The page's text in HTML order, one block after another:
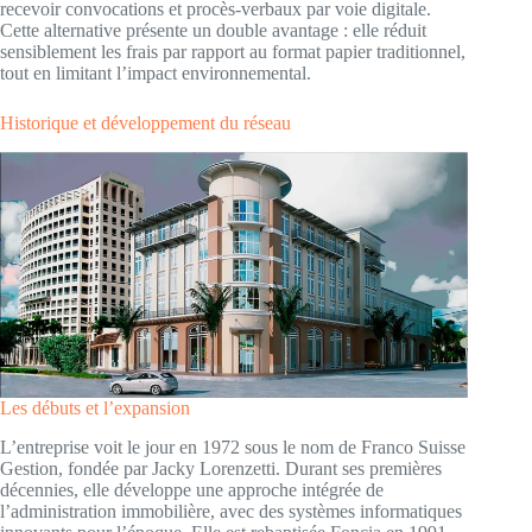
recevoir convocations et procès-verbaux par voie digitale.
Cette alternative présente un double avantage : elle réduit
sensiblement les frais par rapport au format papier traditionnel,
tout en limitant l’impact environnemental.
Historique et développement du réseau
Les débuts et l’expansion
L’entreprise voit le jour en 1972 sous le nom de Franco Suisse
Gestion, fondée par Jacky Lorenzetti. Durant ses premières
décennies, elle développe une approche intégrée de
l’administration immobilière, avec des systèmes informatiques